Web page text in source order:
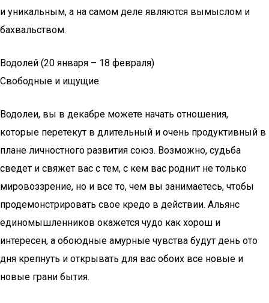
и уникальным, а на самом деле являются вымыслом и
бахвальством.
Водолей (20 января – 18 февраля)
Свободные и ищущие
Водолеи, вы в декабре можете начать отношения,
которые перетекут в длительный и очень продуктивный в
плане личностного развития союз. Возможно, судьба
сведет и свяжет вас с тем, с кем вас роднит не только
мировоззрение, но и все то, чем вы занимаетесь, чтобы
продемонстрировать свое кредо в действии. Альянс
единомышленников окажется чудо как хорош и
интересен, а обоюдные амурные чувства будут день ото
дня крепнуть и открывать для вас обоих все новые и
новые грани бытия.